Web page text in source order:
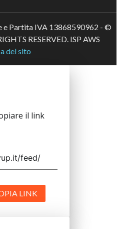
e Partita IVA 13868590962 - ©
RESERVED. ISP AWS
del sito
il link
LINK